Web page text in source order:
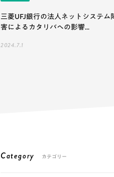
三菱UFJ銀行の法人ネットシステム
害によるカタリバへの影響...
2024.7.1
Category カテゴリー